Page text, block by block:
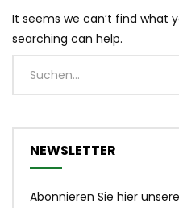
It seems we can’t find what
searching can help.
NEWSLETTER
Abonnieren Sie hier